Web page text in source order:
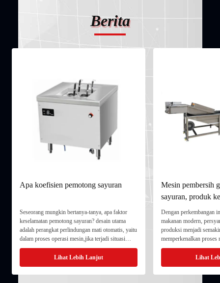
Berita
Apa koefisien pemotong sayuran
Seseorang mungkin bertanya-tanya, apa faktor
keselamatan pemotong sayuran? desain utama
adalah perangkat perlindungan mati otomatis, yaitu
dalam proses operasi mesin,jika terjadi situasi
eksternal, seperti pekerja secara ilegal membuka
pintu perlindungan pisau dalam keadaan bekerja,
mesin akan ...
Lihat Lebih Lanjut
Mesin pembersih
sayuran, produk
pembersih
Dengan perkembangan
makanan modern,
produksi menjadi
memperkenalkan
mesin makanan presisi
dalam pengolahan
mesin pembersih busa
Lihat